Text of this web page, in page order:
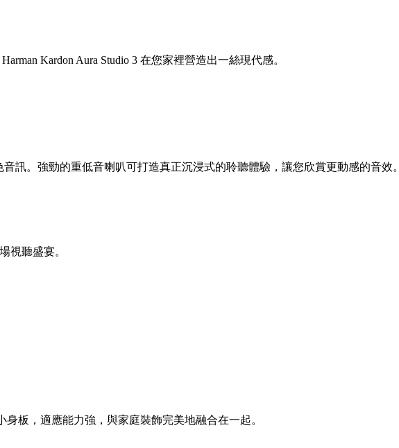
Kardon Aura Studio 3 在您家裡營造出一絲現代感。
音訊。強勁的重低音喇叭可打造真正沉浸式的聆聽體驗，讓您欣賞更動感的音效。
視聽盛宴。
身板，適應能力強，與家庭裝飾完美地融合在一起。